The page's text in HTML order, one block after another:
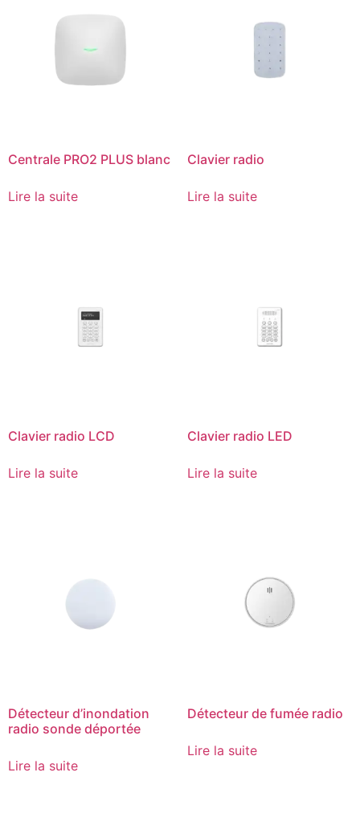
Centrale PRO2 PLUS blanc
Lire la suite
Clavier radio
Lire la suite
Clavier radio LCD
Lire la suite
Clavier radio LED
Lire la suite
Détecteur d’inondation
radio sonde déportée
Lire la suite
Détecteur de fumée radio
Lire la suite